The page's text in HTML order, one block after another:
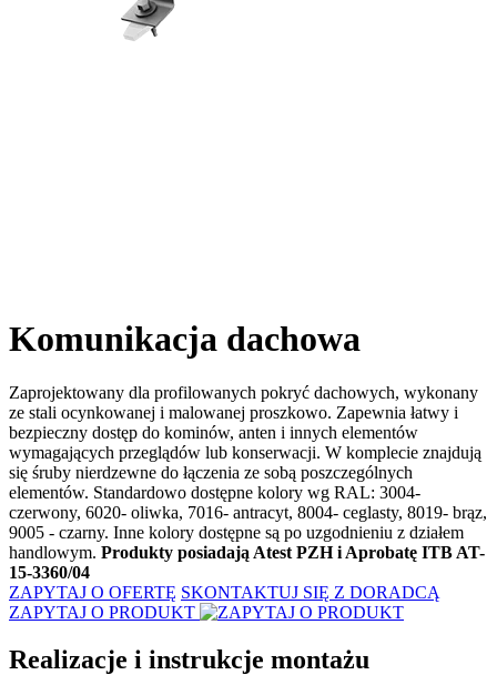
Komunikacja dachowa
Zaprojektowany dla profilowanych pokryć dachowych, wykonany
ze stali ocynkowanej i malowanej proszkowo. Zapewnia łatwy i
bezpieczny dostęp do kominów, anten i innych elementów
wymagających przeglądów lub konserwacji. W komplecie znajdują
się śruby nierdzewne do łączenia ze sobą poszczególnych
elementów. Standardowo dostępne kolory wg RAL: 3004-
czerwony, 6020- oliwka, 7016- antracyt, 8004- ceglasty, 8019- brąz,
9005 - czarny. Inne kolory dostępne są po uzgodnieniu z działem
handlowym. Produkty posiadają Atest PZH i Aprobatę ITB AT-
15-3360/04
ZAPYTAJ O OFERTĘ SKONTAKTUJ SIĘ Z DORADCĄ
ZAPYTAJ O PRODUKT
Realizacje i instrukcje montażu